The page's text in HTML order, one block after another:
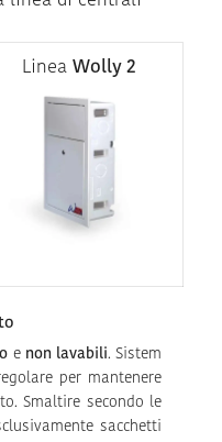
Linea Wolly 2
e non lavabili. Sistem
per mantenere
Smaltire secondo le
sacchetti